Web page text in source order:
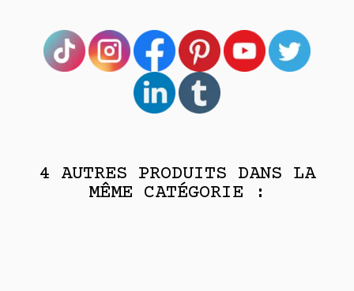
4 AUTRES PRODUITS DANS LA
MÊME CATÉGORIE :